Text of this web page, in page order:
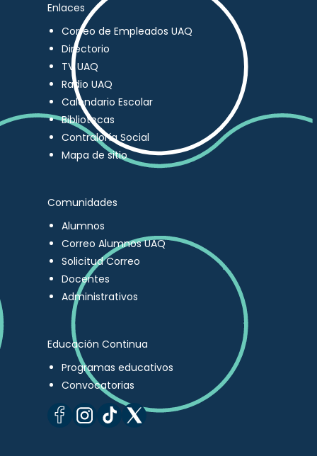
Enlaces
Correo de Empleados UAQ
Directorio
TV UAQ
Radio UAQ
Calendario Escolar
Bibliotecas
Contraloría Social
Mapa de sitio
Comunidades
Alumnos
Correo Alumnos UAQ
Solicitud Correo
Docentes
Administrativos
Educación Continua
Programas educativos
Convocatorias